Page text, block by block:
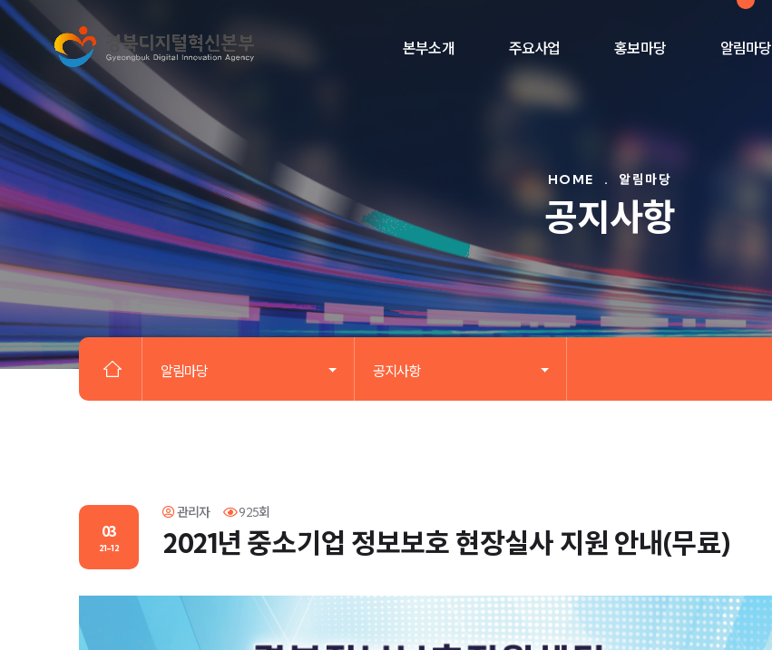
본부소개 주요사업 홍보마당 알림마당
HOME . 알림마당
공지사항
알림마당 공지사항
03
21-12
관리자 925회
2021년 중소기업 정보보호 현장실사 지원 안내(무료)